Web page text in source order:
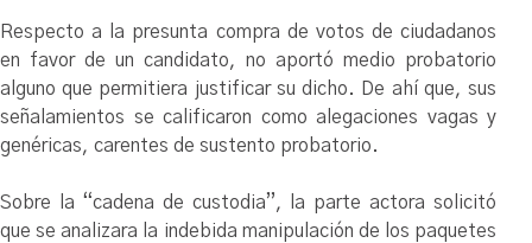
Respecto a la presunta compra de votos de ciudadanos
en favor de un candidato, no aportó medio probatorio
alguno que permitiera justificar su dicho. De ahí que, sus
señalamientos se calificaron como alegaciones vagas y
genéricas, carentes de sustento probatorio.
Sobre la “cadena de custodia”, la parte actora solicitó
que se analizara la indebida manipulación de los paquetes